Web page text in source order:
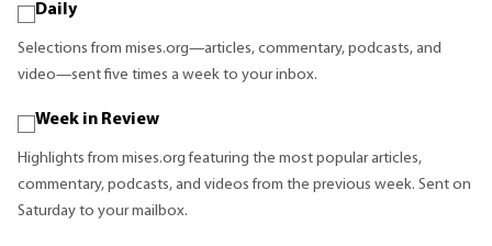
Daily
Selections from mises.org—articles, commentary, podcasts, and
video—sent five times a week to your inbox.
Week in Review
Highlights from mises.org featuring the most popular articles,
commentary, podcasts, and videos from the previous week. Sent on
Saturday to your mailbox.